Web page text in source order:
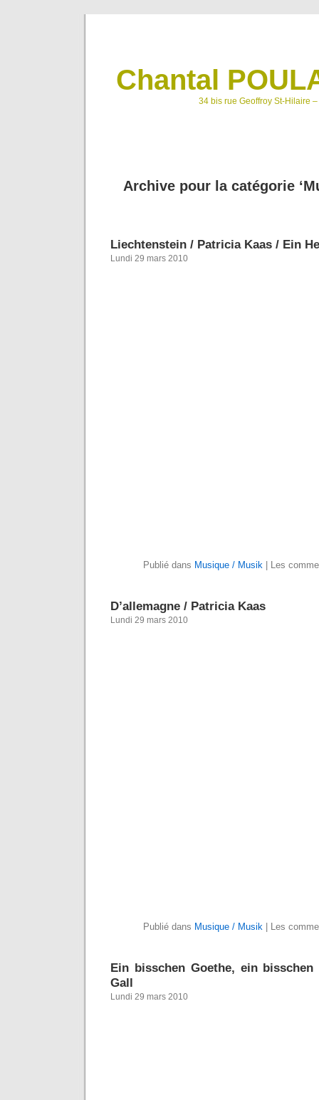
Chantal
34 bis rue Geoffroy St-Hilaire
Archive pour la catégorie
Liechtenstein / Patricia Kaas / Ein
Lundi 29 mars 2010
Publié dans Musique / Musik| Les
D’allemagne / Patricia Kaas
Lundi 29 mars 2010
Publié dans Musique / Musik| Les
Ein bisschen Goethe, ein bisschen
Gall
Lundi 29 mars 2010